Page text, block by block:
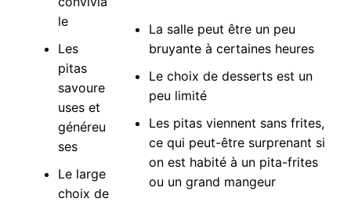
le
Les
pitas
savoure
uses et
généreu
ses
Le large
choix de
La salle peut être un peu
bruyante à certaines heures
Le choix de desserts est un
peu limité
Les pitas viennent sans frites,
ce qui peut-être surprenant si
on est habité à un pita-frites
ou un grand mangeur